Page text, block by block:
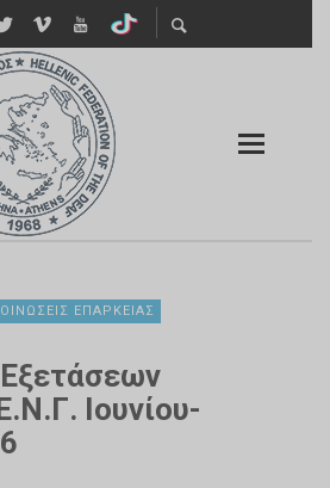
ΕΠΆΡΚΕΙΑΣ
Ιουνίου-